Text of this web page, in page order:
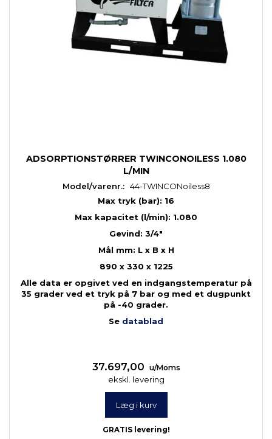
ADSORPTIONSTØRRER TWINCONOILESS 1.080
L/MIN
Model/varenr.: 44-TWINCONoiless8
Max tryk (bar): 16
Max kapacitet (l/min): 1.080
Gevind: 3/4"
Mål mm: L x B x H
890 x 330 x 1225
Alle data er opgivet ved en indgangstemperatur på
35 grader ved et tryk på 7 bar og med et dugpunkt
på -40 grader.
Se datablad
37.697,00 u/Moms
ekskl. levering
Læg i kurv
GRATIS levering!